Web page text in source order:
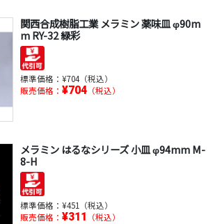
関西合成樹脂工業 メラミン 薬味皿 φ90m
m RY-32 緑彩
標準価格： ¥704（税込）
販売価格： ¥704（税込）
メラミン はるなシリーズ 小皿 φ94mm M-
8-H
標準価格： ¥451（税込）
販売価格： ¥311 （税込）